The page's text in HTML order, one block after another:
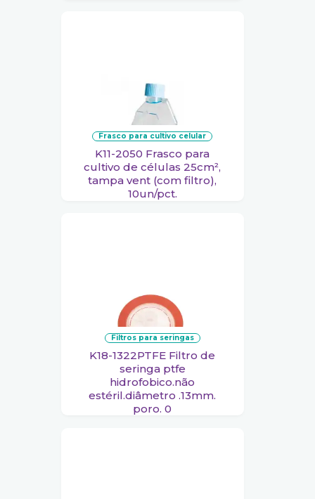
frasco para cultivo celular
K11-2050 Frasco para
cultivo de células 25cm²,
tampa vent (com filtro),
10un/pct.
filtros para seringas
K18-1322PTFE Filtro de
seringa ptfe
hidrofobico.não
estéril.diâmetro .13mm.
poro. 0